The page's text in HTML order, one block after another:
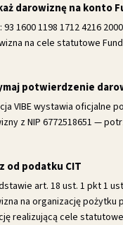
darowiznę na konto
1600 1198 1712 4216
na cele statutowe
potwierdzenie
VIBE wystawia oficjalne
z NIP 6772518651 —
od podatku CIT
art. 18 ust. 1 pkt 1
na organizację pożytku
realizującą cele